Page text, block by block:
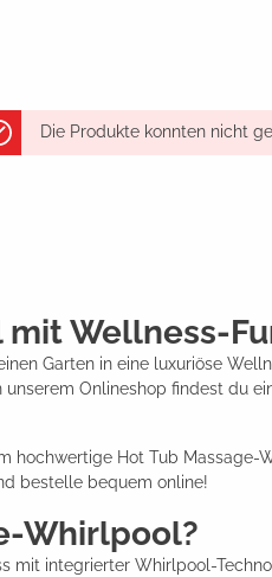
Die Produkte konnten nicht
Wellness-
Garten in eine luxuriöse
Onlineshop findest du
hochwertige Hot Tub
bestelle bequem online!
Whirlpool?
mit integrierter Whirlpool-